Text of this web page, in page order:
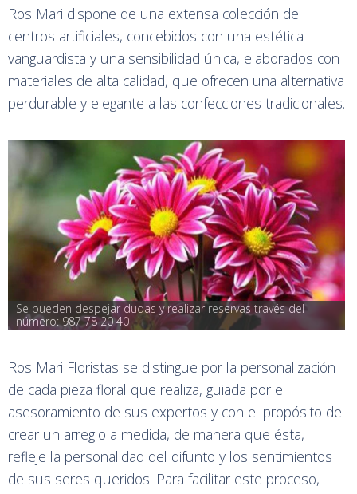
Ros Mari dispone de una extensa colección de
centros artificiales, concebidos con una estética
vanguardista y una sensibilidad única, elaborados con
materiales de alta calidad, que ofrecen una alternativa
perdurable y elegante a las confecciones tradicionales.
Se pueden despejar dudas y realizar reservas través del
número: 987 78 20 40
Ros Mari Floristas se distingue por la personalización
de cada pieza floral que realiza, guiada por el
asesoramiento de sus expertos y con el propósito de
crear un arreglo a medida, de manera que ésta,
refleje la personalidad del difunto y los sentimientos
de sus seres queridos. Para facilitar este proceso,